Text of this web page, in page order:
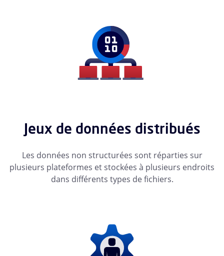
Jeux de données distribués
Les données non structurées sont réparties sur
plusieurs plateformes et stockées à plusieurs endroits
dans différents types de fichiers.